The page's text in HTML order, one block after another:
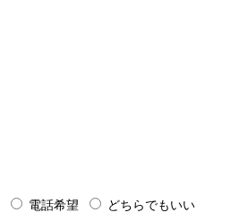
電話希望 どちらでもいい